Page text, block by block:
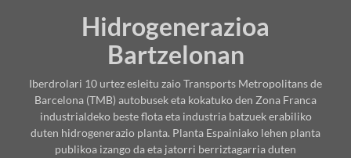
Hidrogenerazioa
Bartzelonan
Iberdrolari 10 urtez esleitu zaio Transports Metropolitans de
Barcelona (TMB) autobusek eta kokatuko den Zona Franca
industrialdeko beste flota eta industria batzuek erabiliko
duten hidrogenerazio planta. Planta Espainiako lehen planta
publikoa izango da eta jatorri berriztagarria duten